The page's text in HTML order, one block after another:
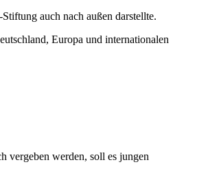
auch nach außen darstellte.
Europa und internationalen
vergeben werden, soll es jungen